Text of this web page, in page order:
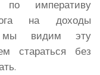
по императиву
на доходы
мы видим эту
стараться без